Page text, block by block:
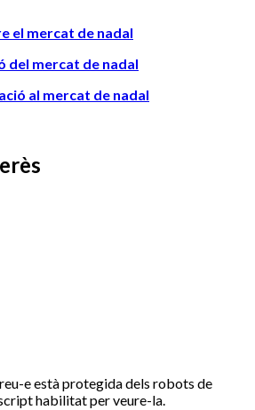
el mercat de nadal
del mercat de nadal
al mercat de nadal
e està protegida dels robots de
habilitat per veure-la.